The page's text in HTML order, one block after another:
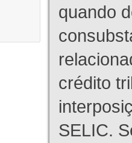
quando
crédito
SELIC.